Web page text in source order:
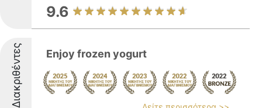
9.6
Διακριθέντες Enjoy frozen yogurt